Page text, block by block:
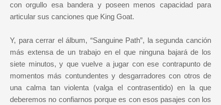
con orgullo esa bandera y poseen menos capacidad para
articular sus canciones que King Goat.
Y, para cerrar el álbum, “Sanguine Path”, la segunda canción
más extensa de un trabajo en el que ninguna bajará de los
siete minutos, y que vuelve a jugar con ese contrapunto de
momentos más contundentes y desgarradores con otros de
una calma tan violenta (valga el contrasentido) en la que
deberemos no confiarnos porque es con esos pasajes con los